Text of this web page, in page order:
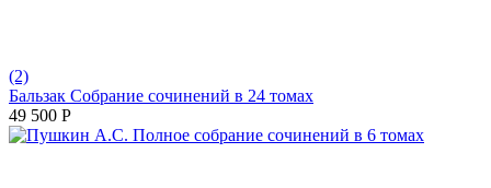
(2)
Бальзак Собрание сочинений в 24 томах
49 500 Р